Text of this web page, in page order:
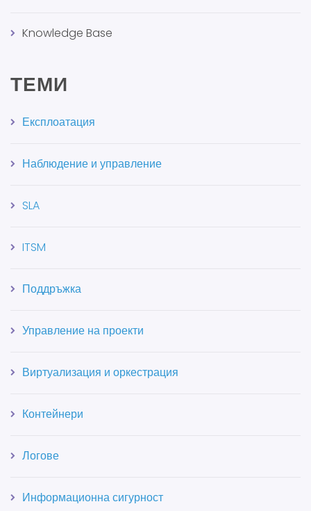
Knowledge Base
ТЕМИ
Експлоатация
Наблюдение и управление
SLA
ITSM
Поддръжка
Управление на проекти
Виртуализация и оркестрация
Контейнери
Логове
Информационна сигурност